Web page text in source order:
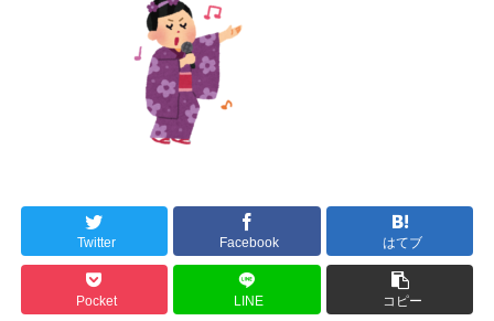
Twitter Facebook はてブ
Pocket LINE コピー